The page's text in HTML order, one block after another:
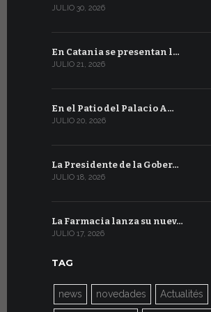
JULIO 30, 2026
En Catania se presentan l…
JULIO 21, 2026
En el Patio del Palacio A…
JULIO 20, 2026
La Presidente de la Gober…
JULIO 18, 2026
La Farmacia lanza su nuev…
JULIO 17, 2026
TAG
news novedades Actualités